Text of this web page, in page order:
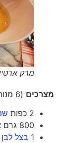
מרק
מצרכים(6 מנות)
2 כפות
שמן
800 גרם
1
בצל לבן